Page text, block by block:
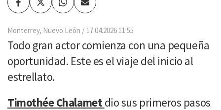
FacebookTwitterWhatsapp
Enviar
por
Monterrey, Nuevo León 17.04.2026 11:55
Todo gran actor comienza con una pequeña
oportunidad. Este es el viaje del inicio al
estrellato.
Timothée Chalamet dio sus primeros pasos